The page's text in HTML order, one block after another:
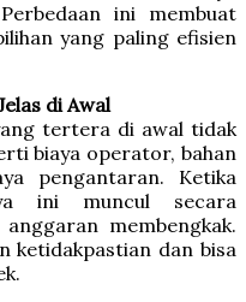
ini membuat
yang paling efisien
di Awal
tertera di awal tidak
biaya operator, bahan
pengantaran. Ketika
ini muncul secara
membengkak.
ketidakpastian dan bisa